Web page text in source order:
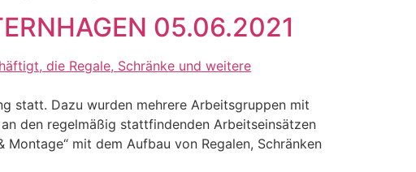
05.06.2021
statt. Dazu wurden mehrere Arbeitsgruppen mit
den regelmäßig stattfindenden Arbeitseinsätzen
mit dem Aufbau von Regalen, Schränken